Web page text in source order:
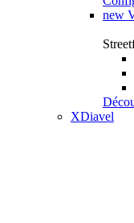
new
XDiavel